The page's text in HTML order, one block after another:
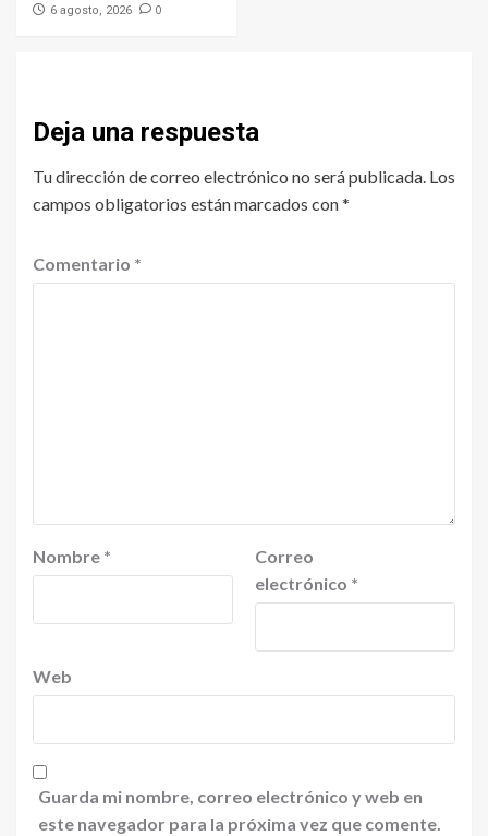
6 agosto, 2026 0
Deja una respuesta
Tu dirección de correo electrónico no será publicada. Los
campos obligatorios están marcados con*
Comentario *
Nombre *
Correo
electrónico *
Web
Guarda mi nombre, correo electrónico y web en
este navegador para la próxima vez que comente.